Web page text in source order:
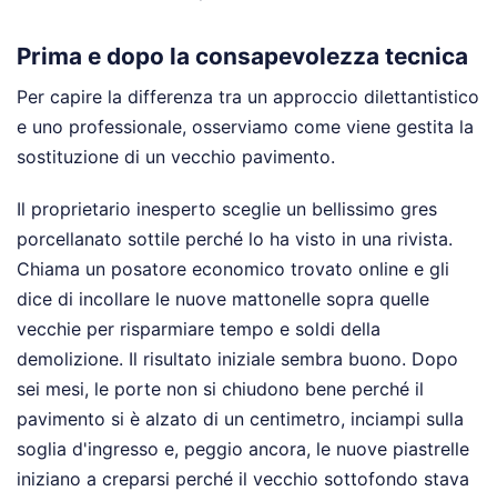
Prima e dopo la consapevolezza tecnica
Per capire la differenza tra un approccio dilettantistico
e uno professionale, osserviamo come viene gestita la
sostituzione di un vecchio pavimento.
Il proprietario inesperto sceglie un bellissimo gres
porcellanato sottile perché lo ha visto in una rivista.
Chiama un posatore economico trovato online e gli
dice di incollare le nuove mattonelle sopra quelle
vecchie per risparmiare tempo e soldi della
demolizione. Il risultato iniziale sembra buono. Dopo
sei mesi, le porte non si chiudono bene perché il
pavimento si è alzato di un centimetro, inciampi sulla
soglia d'ingresso e, peggio ancora, le nuove piastrelle
iniziano a creparsi perché il vecchio sottofondo stava